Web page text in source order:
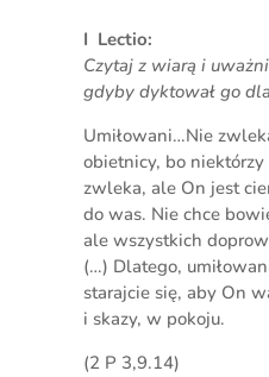
I Lectio:
Czytaj z wiarą i
gdyby dyktował go
Umiłowani…Nie
obietnicy, bo
zwleka, ale On jest
do was. Nie chce
ale wszystkich
(…) Dlatego,
starajcie się, aby On
i skazy, w pokoju.
(2 P 3,9.14)